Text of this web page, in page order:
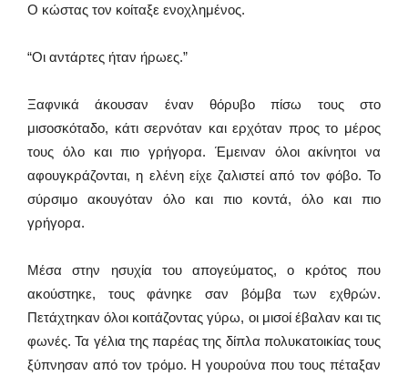
Ο κώστας τον κοίταξε ενοχλημένος.
“Οι αντάρτες ήταν ήρωες.”
Ξαφνικά άκουσαν έναν θόρυβο πίσω τους στο
μισοσκόταδο, κάτι σερνόταν και ερχόταν προς το μέρος
τους όλο και πιο γρήγορα. Έμειναν όλοι ακίνητοι να
αφουγκράζονται, η ελένη είχε ζαλιστεί από τον φόβο. Το
σύρσιμο ακουγόταν όλο και πιο κοντά, όλο και πιο
γρήγορα.
Μέσα στην ησυχία του απογεύματος, ο κρότος που
ακούστηκε, τους φάνηκε σαν βόμβα των εχθρών.
Πετάχτηκαν όλοι κοιτάζοντας γύρω, οι μισοί έβαλαν και τις
φωνές. Τα γέλια της παρέας της δίπλα πολυκατοικίας τους
ξύπνησαν από τον τρόμο. Η γουρούνα που τους πέταξαν